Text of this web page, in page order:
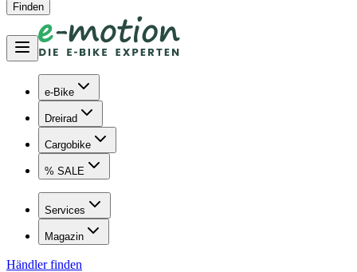
Finden
e-Bike
Dreirad
Cargobike
% SALE
Services
Magazin
Händler finden